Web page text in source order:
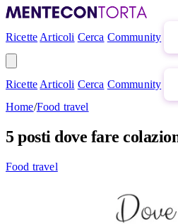
Ricette Articoli Cerca Community
Ricette Articoli Cerca Community
Home/Food travel
5 posti dove fare
Food travel